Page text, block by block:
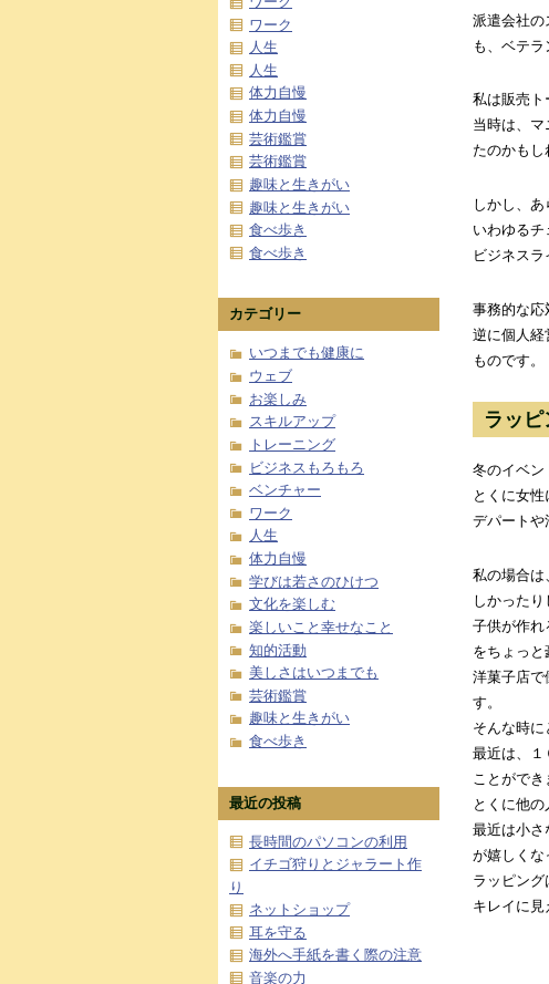
派遣会社の
も、ベテラ
私は販売ト
当時は、
たのかもし
しかし、
いわゆる
ビジネスラ
事務的な応
逆に個人経
ものです。
ラッ
冬のイベン
とくに女
デパートや
私の場合は
しかったり
子供が作れ
をちょっと
洋菓子店で
す。
そんな時に
最近は、１
ことができ
とくに他
最近は小さ
が嬉しくな
ラッピング
キレイに見
ワーク
人生
人生
体力自慢
体力自慢
芸術鑑賞
芸術鑑賞
趣味と生きがい
趣味と生きがい
食べ歩き
食べ歩き
カテゴリー
いつまでも健康に
ウェブ
お楽しみ
スキルアップ
トレーニング
ビジネスもろもろ
ベンチャー
ワーク
人生
体力自慢
学びは若さのひけつ
文化を楽しむ
楽しいこと幸せなこと
知的活動
美しさはいつまでも
芸術鑑賞
趣味と生きがい
食べ歩き
最近の投稿
長時間のパソコンの利用
イチゴ狩りとジャラート作
り
ネットショップ
耳を守る
海外へ手紙を書く際の注意
音楽の力